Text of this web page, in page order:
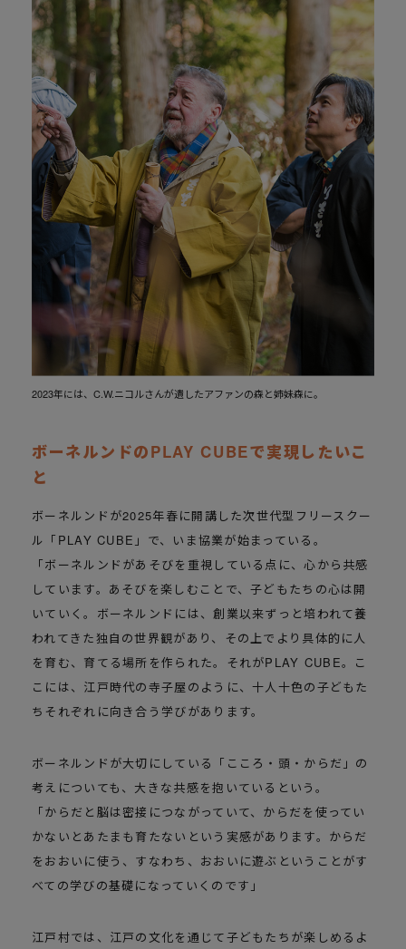
2023年には、C.W.ニコルさんが遺したアファンの森と姉妹森に。
ボーネルンドのPLAY CUBEで実現したいこ
と
ボーネルンドが2025年春に開講した次世代型フリースクー
ル「PLAY CUBE」で、いま協業が始まっている。
「ボーネルンドがあそびを重視している点に、心から共感
しています。あそびを楽しむことで、子どもたちの心は開
いていく。ボーネルンドには、創業以来ずっと培われて養
われてきた独自の世界観があり、その上でより具体的に人
を育む、育てる場所を作られた。それがPLAY CUBE。こ
こには、江戸時代の寺子屋のように、十人十色の子どもた
ちそれぞれに向き合う学びがあります。
ボーネルンドが大切にしている「こころ・頭・からだ」の
考えについても、大きな共感を抱いているという。
「からだと脳は密接につながっていて、からだを使ってい
かないとあたまも育たないという実感があります。からだ
をおおいに使う、すなわち、おおいに遊ぶということがす
べての学びの基礎になっていくのです」
江戸村では、江戸の文化を通じて子どもたちが楽しめるよ